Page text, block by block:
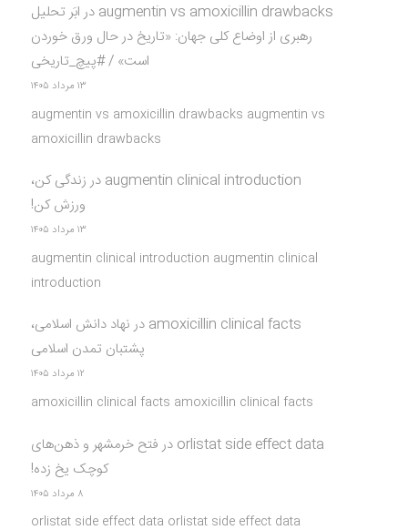
augmentin vs amoxicillin drawbacks درابَر تحلیل
رهبری از اوضاع کلی جهان: «تاریخ در حال ورق خوردن
است» / #پیچ_تاریخی
۱۳ مرداد ۱۴۰۵
augmentin vs amoxicillin drawbacks augmentin vs
amoxicillin drawbacks
augmentin clinical introduction درزندگی کن،
ورزش کن!
۱۳ مرداد ۱۴۰۵
augmentin clinical introduction augmentin clinical
introduction
amoxicillin clinical facts درنهاد دانش اسلامی،
پشتبان تمدن اسلامی
۱۲ مرداد ۱۴۰۵
amoxicillin clinical facts amoxicillin clinical facts
orlistat side effect data در فتح خرمشهر و ذهن‌های
کوچک یخ زده!
۸ مرداد ۱۴۰۵
orlistat side effect data orlistat side effect data